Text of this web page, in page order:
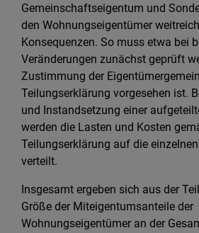
Gemeinschaftseigentum und
den Wohnungseigentümer
Konsequenzen. So muss etwa bei
Veränderungen zunächst geprüft
Zustimmung der
Teilungserklärung vorgesehen ist.
und Instandsetzung einer
werden die Lasten und Kosten
Teilungserklärung auf die
verteilt.
Insgesamt ergeben sich aus der
Größe der Miteigentumsanteile der
Wohnungseigentümer an der